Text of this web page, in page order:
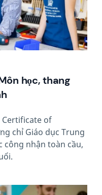
học, thang
Certificate of
chỉ Giáo dục Trung
công nhận toàn cầu,